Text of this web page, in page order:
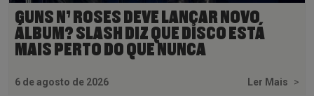
GUNS N’ ROSES DEVE LANÇAR NOVO
ÁLBUM? SLASH DIZ QUE DISCO ESTÁ
MAIS PERTO DO QUE NUNCA
6 de agosto de 2026 Ler Mais >